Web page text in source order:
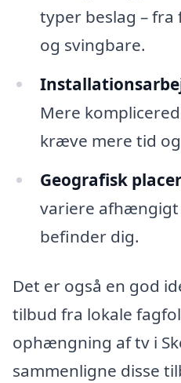
typer beslag –
og svingbare.
Mere
kræve mere tid
Geografisk
variere afhængigt
befinder dig.
Det er også en god
tilbud fra lokale
ophængning af tv i
sammenligne disse